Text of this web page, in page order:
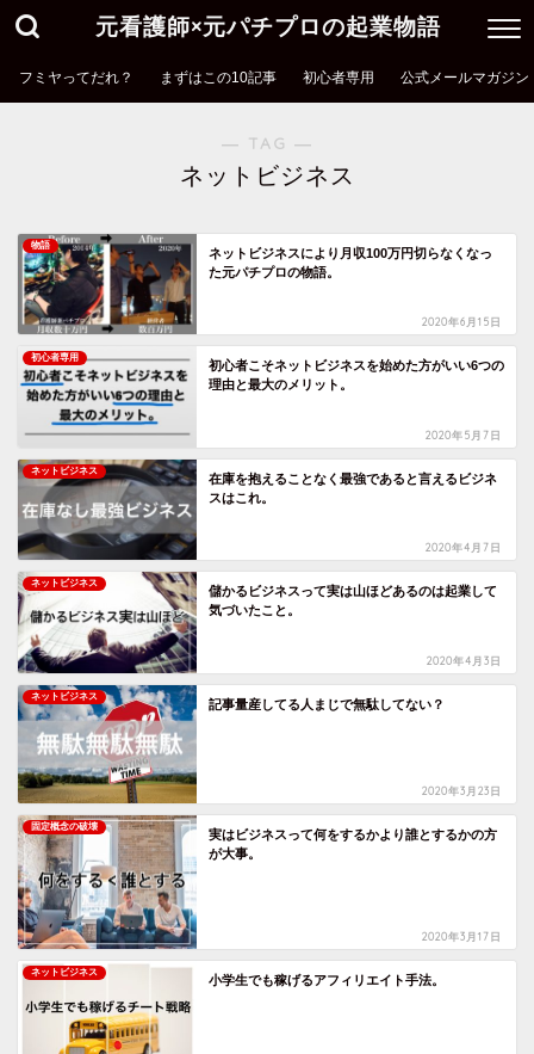
元看護師×元パチプロの起業物語
フミヤってだれ？ まずはこの10記事 初心者専用 公式メールマガジン
― TAG ―
ネットビジネス
物語
ネットビジネスにより月収100万円切らなくなっ
た元パチプロの物語。
2020年6月15日
初心者専用
初心者こそネットビジネスを始めた方がいい6つの
理由と最大のメリット。
2020年5月7日
ネットビジネス
在庫を抱えることなく最強であると言えるビジネ
スはこれ。
2020年4月7日
ネットビジネス
儲かるビジネスって実は山ほどあるのは起業して
気づいたこと。
2020年4月3日
ネットビジネス
記事量産してる人まじで無駄してない？
2020年3月23日
固定概念の破壊
実はビジネスって何をするかより誰とするかの方
が大事。
2020年3月17日
ネットビジネス
小学生でも稼げるアフィリエイト手法。